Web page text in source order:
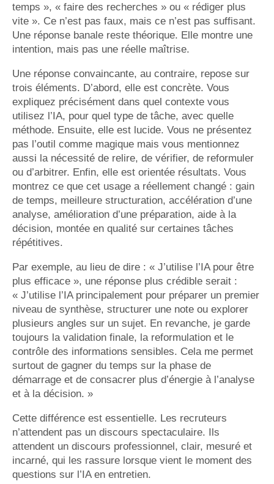
temps », « faire des recherches » ou « rédiger plus
vite ». Ce n’est pas faux, mais ce n’est pas suffisant.
Une réponse banale reste théorique. Elle montre une
intention, mais pas une réelle maîtrise.
Une réponse convaincante, au contraire, repose sur
trois éléments. D’abord, elle est concrète. Vous
expliquez précisément dans quel contexte vous
utilisez l’IA, pour quel type de tâche, avec quelle
méthode. Ensuite, elle est lucide. Vous ne présentez
pas l’outil comme magique mais vous mentionnez
aussi la nécessité de relire, de vérifier, de reformuler
ou d’arbitrer. Enfin, elle est orientée résultats. Vous
montrez ce que cet usage a réellement changé : gain
de temps, meilleure structuration, accélération d’une
analyse, amélioration d’une préparation, aide à la
décision, montée en qualité sur certaines tâches
répétitives.
Par exemple, au lieu de dire : « J’utilise l’IA pour être
plus efficace », une réponse plus crédible serait :
« J’utilise l’IA principalement pour préparer un premier
niveau de synthèse, structurer une note ou explorer
plusieurs angles sur un sujet. En revanche, je garde
toujours la validation finale, la reformulation et le
contrôle des informations sensibles. Cela me permet
surtout de gagner du temps sur la phase de
démarrage et de consacrer plus d’énergie à l’analyse
et à la décision. »
Cette différence est essentielle. Les recruteurs
n’attendent pas un discours spectaculaire. Ils
attendent un discours professionnel, clair, mesuré et
incarné, qui les rassure lorsque vient le moment des
questions sur l’IA en entretien.